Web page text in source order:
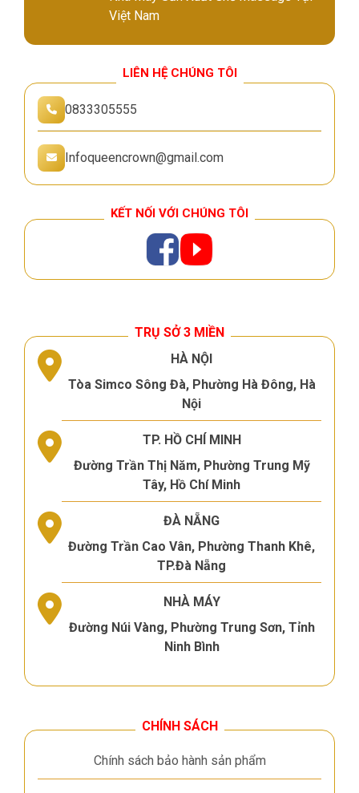
Việt Nam
LIÊN HỆ CHÚNG TÔI
0833305555
Infoqueencrown@gmail.com
KẾT NỐI VỚI CHÚNG TÔI
TRỤ SỞ 3 MIỀN
HÀ NỘI
Tòa Simco Sông Đà, Phường Hà Đông, Hà
Nội
TP. HỒ CHÍ MINH
Đường Trần Thị Năm, Phường Trung Mỹ
Tây, Hồ Chí Minh
ĐÀ NẴNG
Đường Trần Cao Vân, Phường Thanh Khê,
TP.Đà Nẵng
NHÀ MÁY
Đường Núi Vàng, Phường Trung Sơn, Tỉnh
Ninh Bình
CHÍNH SÁCH
Chính sách bảo hành sản phẩm